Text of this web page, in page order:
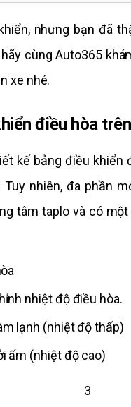
nhưng bạn đã
cùng Auto365
xe nhé.
điều hòa
kế bảng điều khiển
nhiên, đa phần
tâm taplo và có
nhiệt độ điều hòa.
lạnh (nhiệt độ thấp)
ấm (nhiệt độ cao)